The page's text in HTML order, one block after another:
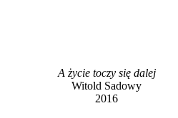
A życie toczy się dalej
Witold Sadowy
2016